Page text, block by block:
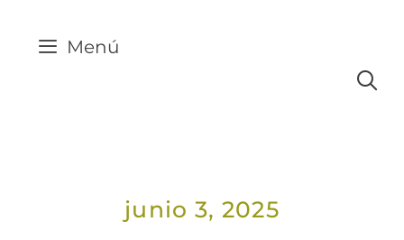
Menú
junio 3, 2025